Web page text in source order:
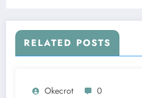
RELATED POSTS
Okecrot 0